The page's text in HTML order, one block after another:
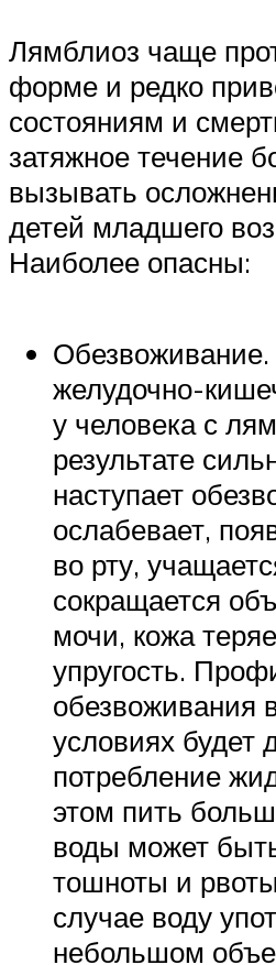
Лямблиоз чаще
форме и редко
состояниям и
затяжное течение
вызывать
детей младшего
Наиболее опасны:
желудочно-
у человека с
результате
наступает
ослабевает,
во рту,
сокращается
мочи, кожа
упругость.
обезвоживания
условиях будет
потребление
этом пить
воды может
тошноты и
случае воду
небольшом